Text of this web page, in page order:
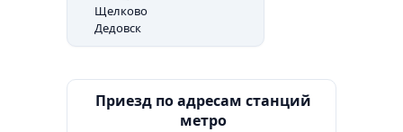
Щелково
Дедовск
Приезд по адресам станций
метро